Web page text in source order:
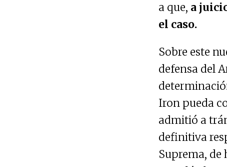
a que, a
el caso.
Sobre este
defensa del
Iron pueda
admitió a
definitiva
Suprema,